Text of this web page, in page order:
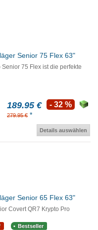
Senior 75 Flex 63"
75 Flex ist die perfekte
189.95 €
279.95 € *
- 32 %
Details auswählen
Senior 65 Flex 63"
Covert QR7 Krypto Pro
Bestseller